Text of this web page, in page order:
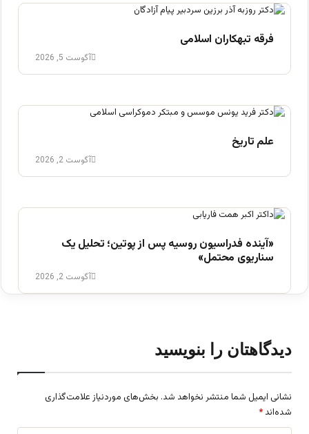
فرقه تبهکاران اسلامی
آگوست 5, 2026
علم تاریخ
آگوست 2, 2026
«آینده فدراسیون روسیه پس از پوتین؛ تحلیل یک
سناریوی محتمل»
آگوست 2, 2026
دیدگاهتان را بنویسید
نشانی ایمیل شما منتشر نخواهد شد. بخش‌های موردنیاز علامت‌گذاری
شده‌اند *